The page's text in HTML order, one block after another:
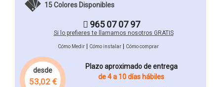
15 Colores Disponibles
965 07 07 97
Si lo prefieres te llamamos nosotros GRATIS
Cómo Medir| Cómo instalar| Cómo comprar
desde
53,02 €
Plazo aproximado de entrega
de 4 a 10 días hábiles